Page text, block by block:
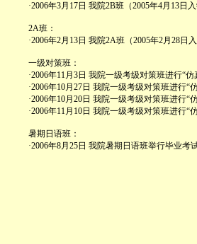
·2006年3月17日 我院2B班（2005年4月13日
2A班：
·2006年2月13日 我院2A班（2005年2月28日
一级对策班：
·2006年11月3日 我院一级考级对策班进行“
·2006年10月27日 我院一级考级对策班进行“
·2006年10月20日 我院一级考级对策班进行“
·2006年11月10日 我院一级考级对策班进行“
暑期日语班：
·2006年8月25日 我院暑期日语班举行毕业考